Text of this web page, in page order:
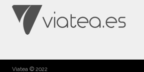
Viatea © 2022